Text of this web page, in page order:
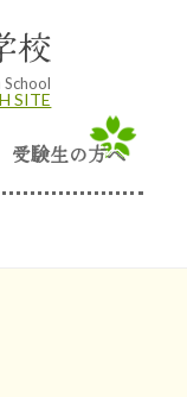
校
School
SITE
受験生の方へ